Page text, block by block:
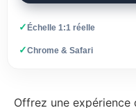
✓Échelle 1:1 réelle
✓Chrome & Safari
Offrez une